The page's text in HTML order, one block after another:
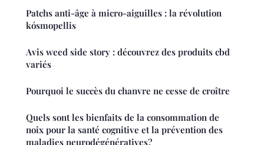
Patchs anti-âge à micro-aiguilles : la révolution
kósmopellis
Avis weed side story : découvrez des produits cbd
variés
Pourquoi le succès du chanvre ne cesse de croître
Quels sont les bienfaits de la consommation de
noix pour la santé cognitive et la prévention des
maladies neurodégénératives?